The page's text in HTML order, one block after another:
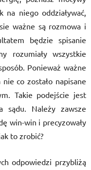
na niego oddziaływać,
ważne są rozmowa i
będzie spisanie
rozumiały wszystkie
Ponieważ ważne
co zostało napisane
Takie podejście jest
sądu. Należy zawsze
win-win i precyzowały
to zrobić?
odpowiedzi przybliżą